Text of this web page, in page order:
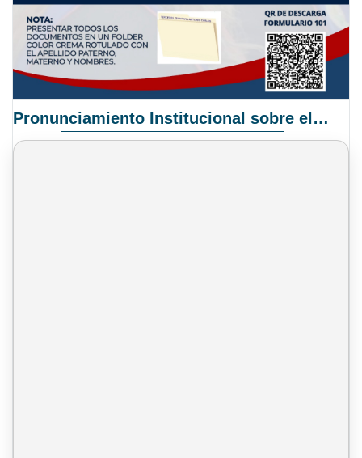
Pronunciamiento Institucional sobre el Proyecto de Ley N° 068/2025-2026 C.S.